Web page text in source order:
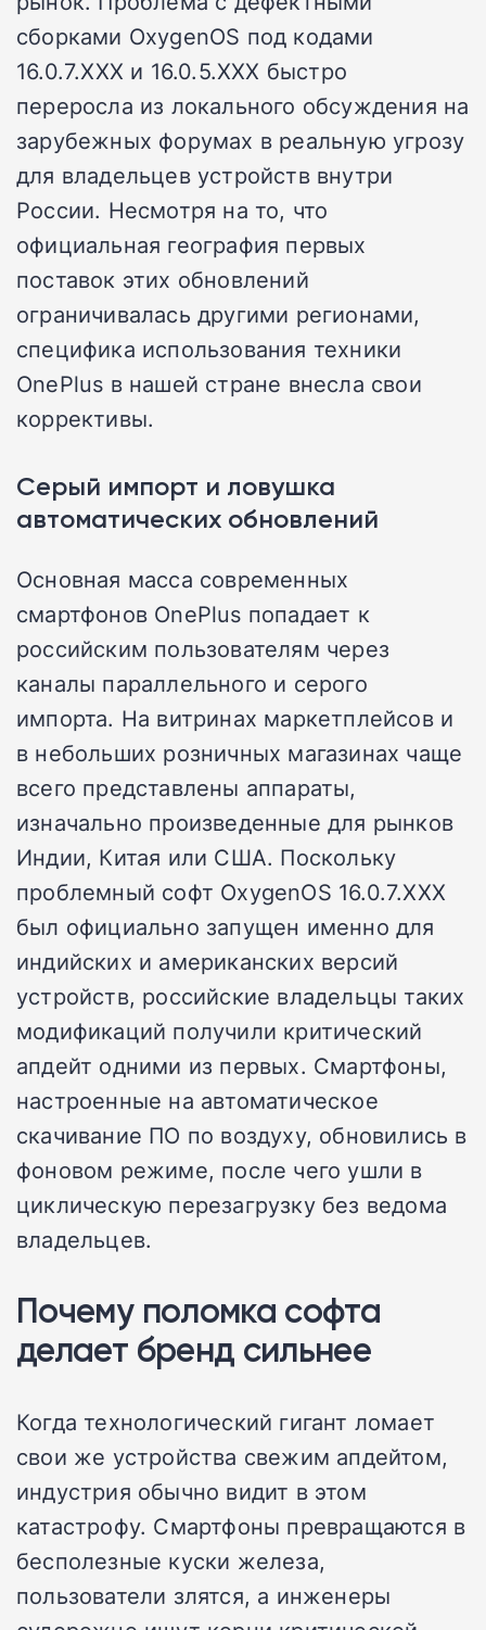
сборками OxygenOS под кодами
16.0.7.XXX и 16.0.5.XXX быстро
переросла из локального обсуждения на
зарубежных форумах в реальную угрозу
для владельцев устройств внутри
России. Несмотря на то, что
официальная география первых
поставок этих обновлений
ограничивалась другими регионами,
специфика использования техники
OnePlus в нашей стране внесла свои
коррективы.
Серый импорт и ловушка
автоматических обновлений
Основная масса современных
смартфонов OnePlus попадает к
российским пользователям через
каналы параллельного и серого
импорта. На витринах маркетплейсов и
в небольших розничных магазинах чаще
всего представлены аппараты,
изначально произведенные для рынков
Индии, Китая или США. Поскольку
проблемный софт OxygenOS 16.0.7.XXX
был официально запущен именно для
индийских и американских версий
устройств, российские владельцы таких
модификаций получили критический
апдейт одними из первых. Смартфоны,
настроенные на автоматическое
скачивание ПО по воздуху, обновились в
фоновом режиме, после чего ушли в
циклическую перезагрузку без ведома
владельцев.
Почему поломка софта
делает бренд сильнее
Когда технологический гигант ломает
свои же устройства свежим апдейтом,
индустрия обычно видит в этом
катастрофу. Смартфоны превращаются в
бесполезные куски железа,
пользователи злятся, а инженеры